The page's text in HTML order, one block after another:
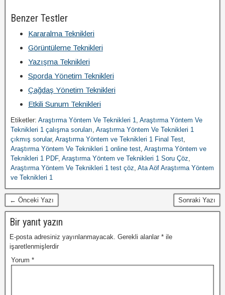
Benzer Testler
Kararalma Teknikleri
Görüntüleme Teknikleri
Yazışma Teknikleri
Sporda Yönetim Teknikleri
Çağdaş Yönetim Teknikleri
Etkili Sunum Teknikleri
Etiketler: Araştırma Yöntem Ve Teknikleri 1, Araştırma Yöntem Ve
Teknikleri 1 çalışma soruları, Araştırma Yöntem Ve Teknikleri 1
çıkmış sorular, Araştırma Yöntem ve Teknikleri 1 Final Test,
Araştırma Yöntem Ve Teknikleri 1 online test, Araştırma Yöntem ve
Teknikleri 1 PDF, Araştırma Yöntem ve Teknikleri 1 Soru Çöz,
Araştırma Yöntem Ve Teknikleri 1 test çöz, Ata Aöf Araştırma Yöntem
ve Teknikleri 1
← Önceki Yazı Sonraki Yazı
Bir yanıt yazın
E-posta adresiniz yayınlanmayacak. Gerekli alanlar * ile
işaretlenmişlerdir
Yorum *